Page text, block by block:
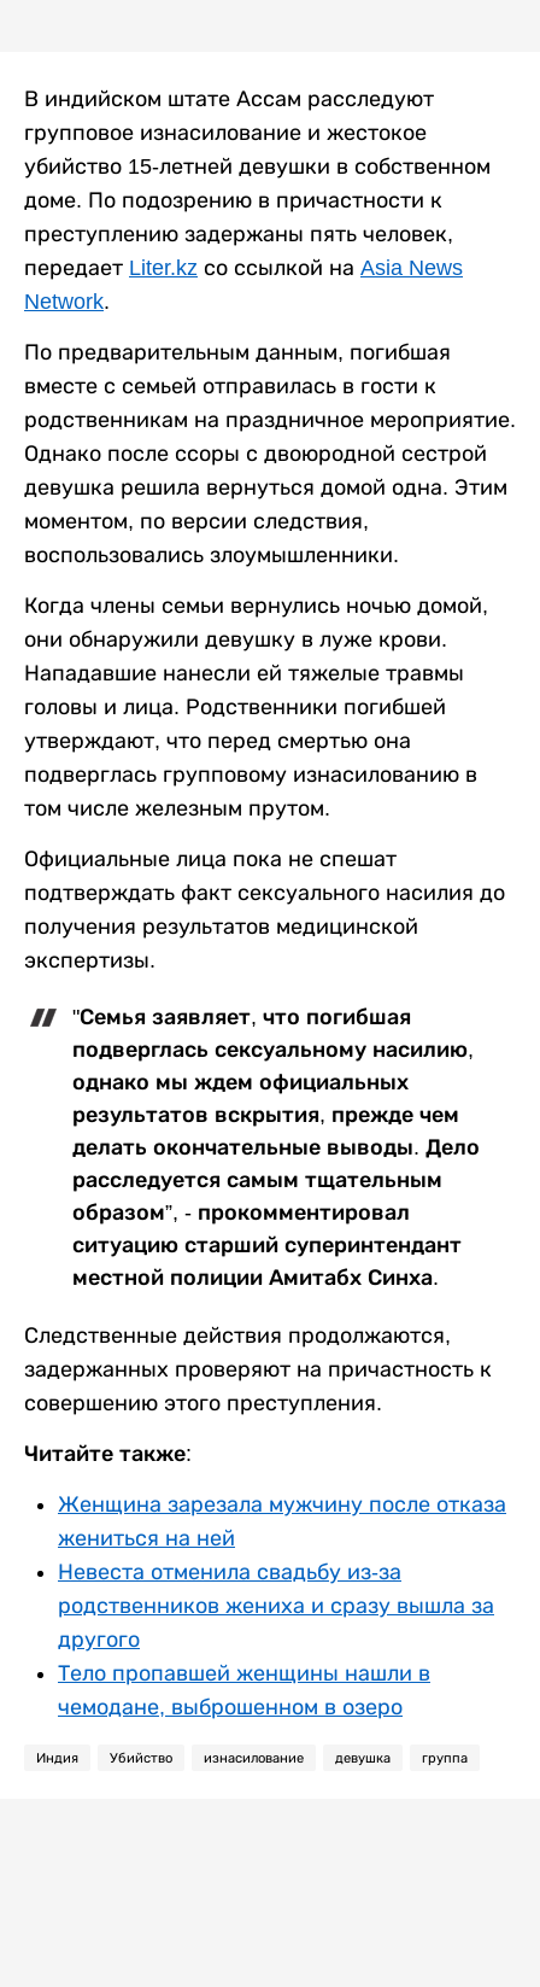
В индийском штате Ассам расследуют
групповое изнасилование и жестокое
убийство 15-летней девушки в собственном
доме. По подозрению в причастности к
преступлению задержаны пять человек,
передает Liter.kz со ссылкой на Asia News
Network.
По предварительным данным, погибшая
вместе с семьей отправилась в гости к
родственникам на праздничное мероприятие.
Однако после ссоры с двоюродной сестрой
девушка решила вернуться домой одна. Этим
моментом, по версии следствия,
воспользовались злоумышленники.
Когда члены семьи вернулись ночью домой,
они обнаружили девушку в луже крови.
Нападавшие нанесли ей тяжелые травмы
головы и лица. Родственники погибшей
утверждают, что перед смертью она
подверглась групповому изнасилованию в
том числе железным прутом.
Официальные лица пока не спешат
подтверждать факт сексуального насилия до
получения результатов медицинской
экспертизы.
"Семья заявляет, что погибшая
подверглась сексуальному насилию,
однако мы ждем официальных
результатов вскрытия, прежде чем
делать окончательные выводы. Дело
расследуется самым тщательным
образом”, - прокомментировал
ситуацию старший суперинтендант
местной полиции Амитабх Синха.
Следственные действия продолжаются,
задержанных проверяют на причастность к
совершению этого преступления.
Читайте также:
Женщина зарезала мужчину после отказа
жениться на ней
Невеста отменила свадьбу из-за
родственников жениха и сразу вышла за
другого
Тело пропавшей женщины нашли в
чемодане, выброшенном в озеро
Индия Убийство изнасилование девушка группа